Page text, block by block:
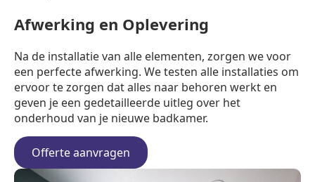
Afwerking en Oplevering
Na de installatie van alle elementen, zorgen we voor
een perfecte afwerking. We testen alle installaties om
ervoor te zorgen dat alles naar behoren werkt en
geven je een gedetailleerde uitleg over het
onderhoud van je nieuwe badkamer.
Offerte aanvragen